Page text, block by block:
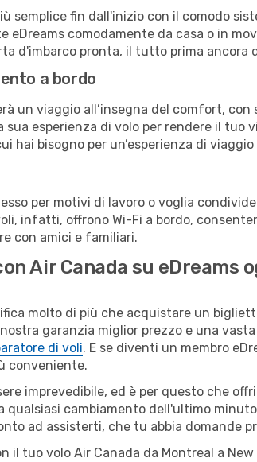
semplice fin dall'inizio con il comodo
eDreams comodamente da casa o in
d'imbarco pronta, il tutto prima ancora
a bordo
un viaggio all’insegna del comfort,
esperienza di volo per rendere il tuo
hai bisogno per un’esperienza di
per motivi di lavoro o voglia
infatti, offrono Wi-Fi a bordo,
con amici e familiari.
Air Canada su eDreams
molto di più che acquistare un
garanzia miglior prezzo e una
di voli. E se diventi un membro
conveniente.
imprevedibile, ed è per questo che
cambiamento dell'ultimo
ad assisterti, che tu abbia domande
il tuo volo Air Canada da Montreal a